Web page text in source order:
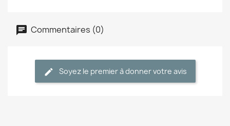
Commentaires (0)
Soyez le premier à donner votre avis